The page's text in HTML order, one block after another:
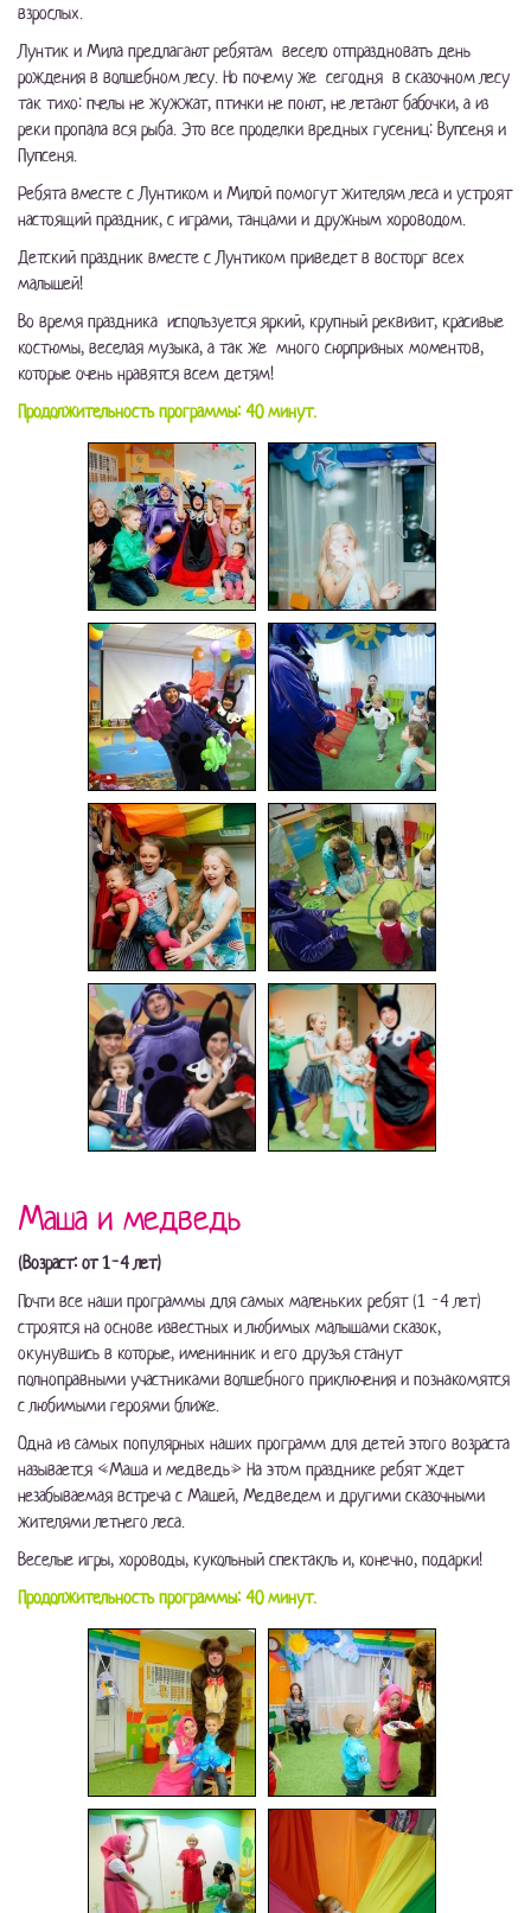
взрослых.
Лунтик и Мила предлагают ребятам весело отпраздновать день
рождения в волшебном лесу. Но почему же сегодня в сказочном лесу
так тихо: пчелы не жужжат, птички не поют, не летают бабочки, а из
реки пропала вся рыба. Это все проделки вредных гусениц: Вупсеня и
Пупсеня.
Ребята вместе с Лунтиком и Милой помогут жителям леса и устроят
настоящий праздник, с играми, танцами и дружным хороводом.
Детский праздник вместе с Лунтиком приведет в восторг всех
малышей!
Во время праздника используется яркий, крупный реквизит, красивые
костюмы, веселая музыка, а так же много сюрпризных моментов,
которые очень нравятся всем детям!
Продолжительность программы: 40 минут.
Маша и медведь
(Возраст: от 1-4 лет)
Почти все наши программы для самых маленьких ребят (1 -4 лет)
строятся на основе известных и любимых малышами сказок,
окунувшись в которые, именинник и его друзья станут
полноправными участниками волшебного приключения и познакомятся
с любимыми героями ближе.
Одна из самых популярных наших программ для детей этого возраста
называется «Маша и медведь» На этом празднике ребят ждет
незабываемая встреча с Машей, Медведем и другими сказочными
жителями летнего леса.
Веселые игры, хороводы, кукольный спектакль и, конечно, подарки!
Продолжительность программы: 40 минут.